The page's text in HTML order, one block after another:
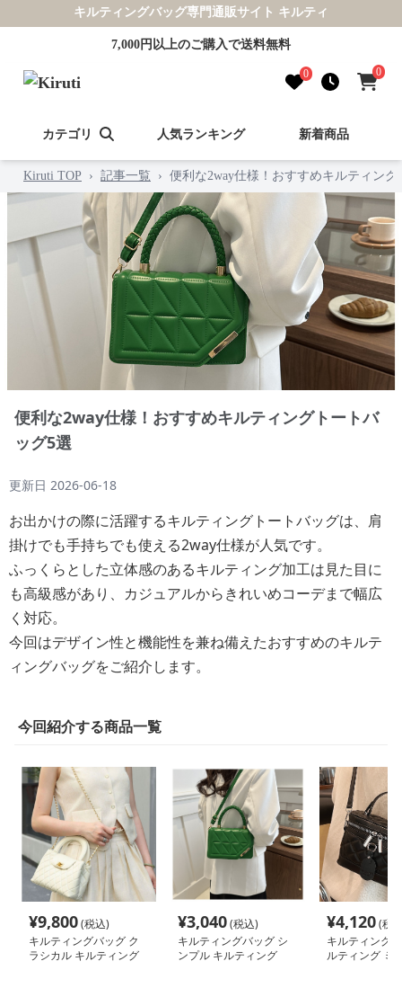
キルティングバッグ専門通販サイト キルティ
7,000円以上のご購入で送料無料
0 0
カテゴリ 人気ランキング 新着商品
Kiruti TOP › 記事一覧 › 便利な2way仕様！おすすめキルティング
便利な2way仕様！おすすめキルティングトートバ
ッグ5選
更新日 2026-06-18
お出かけの際に活躍するキルティングトートバッグは、肩
掛けでも手持ちでも使える2way仕様が人気です。
ふっくらとした立体感のあるキルティング加工は見た目に
も高級感があり、カジュアルからきれいめコーデまで幅広
く対応。
今回はデザイン性と機能性を兼ね備えたおすすめのキルテ
ィングバッグをご紹介します。
今回紹介する商品一覧
¥9,800(税込)
キルティングバッグ ク
ラシカル キルティング
¥3,040(税込)
キルティングバッグ シ
ンプル キルティング
¥4,120(税
キルティング
ルティング ミ